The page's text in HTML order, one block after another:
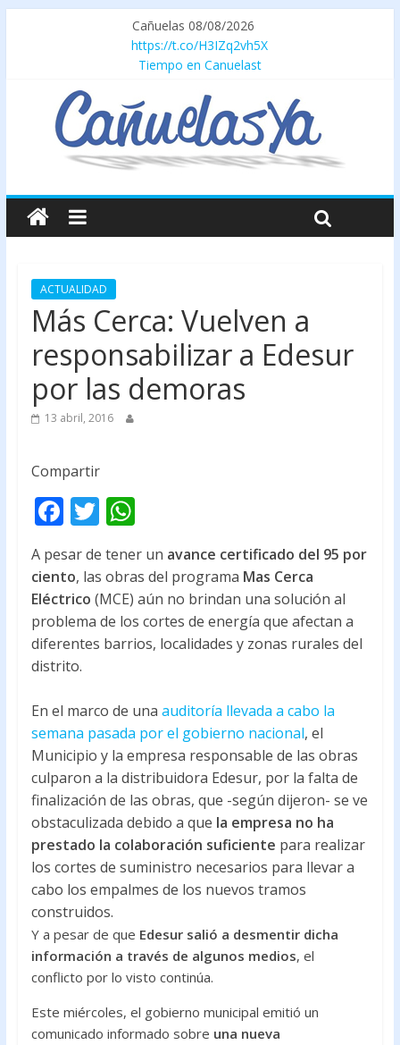
Cañuelas 08/08/2026
https://t.co/H3IZq2vh5X
Tiempo en Canuelast
ACTUALIDAD
Más Cerca: Vuelven a
responsabilizar a Edesur
por las demoras
13 abril, 2016
Compartir
F
ac
e
b
o
o
k
T
w
itt
er
W
at
s
A
p
A pesar de tener un avance certificado del 95 por
ciento, las obras del programa Mas Cerca
Eléctrico (MCE) aún no brindan una solución al
problema de los cortes de energía que afectan a
diferentes barrios, localidades y zonas rurales del
distrito.
En el marco de una auditoría llevada a cabo la
semana pasada por el gobierno nacional, el
Municipio y la empresa responsable de las obras
culparon a la distribuidora Edesur, por la falta de
finalización de las obras, que -según dijeron- se ve
obstaculizada debido a que la empresa no ha
prestado la colaboración suficiente para realizar
los cortes de suministro necesarios para llevar a
cabo los empalmes de los nuevos tramos
construidos.
Y a pesar de que Edesur salió a desmentir dicha
información a través de algunos medios, el
conflicto por lo visto continúa.
Este miércoles, el gobierno municipal emitió un
comunicado informado sobre una nueva